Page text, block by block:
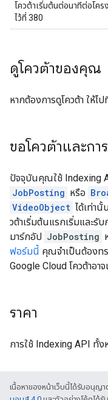
โควต้าเริ่มต้นต่อนาทีต่อโค
ไว้ที่ 380
ดูโควต้าของคุณ
หากต้องการดูโควต้า ให้ไป
ขอโควต้าและก
ปัจจุบันคุณใช้ Indexing
JobPosting หรือ
VideoObject ได้เท่านั้
วต้าเริ่มต้นแรกเริ่มและรั
มาร์กอัป JobPosting
ฟอร์มนี้ คุณจำเป็นต้องทร
Google Cloud โควต้าอ
ราคา
การใช้ Indexing API ทั้ง
เนื้อหาของหน้าเว็บนี้ได้รับอนุญา